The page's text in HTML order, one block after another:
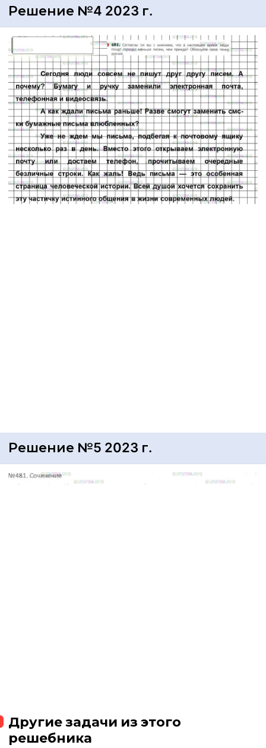
Решение №4 2023 г.
Решение №5 2023 г.
Другие задачи из этого
решебника